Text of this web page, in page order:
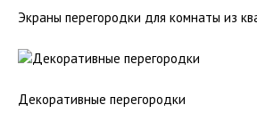
Экраны перегородки для комнаты из
Декоративные перегородки